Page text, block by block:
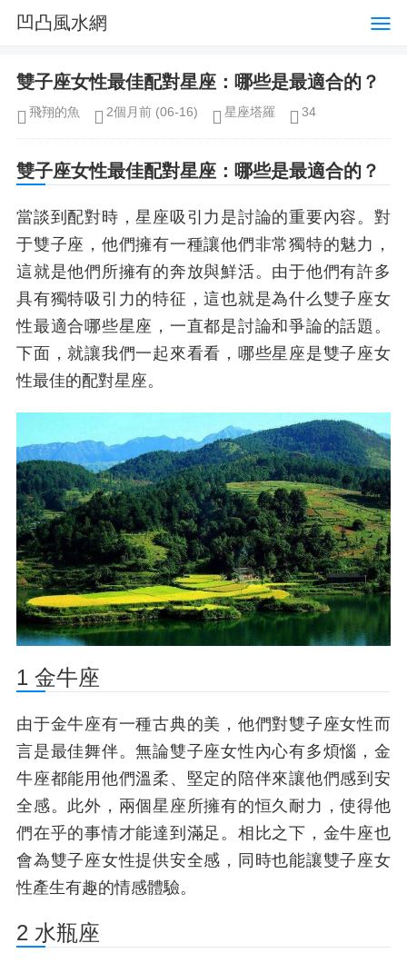
凹凸風水網
雙子座女性最佳配對星座：哪些是最適合的？
飛翔的魚 2個月前 (06-16) 星座塔羅 34
雙子座女性最佳配對星座：哪些是最適合的？
當談到配對時，星座吸引力是討論的重要內容。對
于雙子座，他們擁有一種讓他們非常獨特的魅力，
這就是他們所擁有的奔放與鮮活。由于他們有許多
具有獨特吸引力的特征，這也就是為什么雙子座女
性最適合哪些星座，一直都是討論和爭論的話題。
下面，就讓我們一起來看看，哪些星座是雙子座女
性最佳的配對星座。
1 金牛座
由于金牛座有一種古典的美，他們對雙子座女性而
言是最佳舞伴。無論雙子座女性內心有多煩惱，金
牛座都能用他們溫柔、堅定的陪伴來讓他們感到安
全感。此外，兩個星座所擁有的恒久耐力，使得他
們在乎的事情才能達到滿足。相比之下，金牛座也
會為雙子座女性提供安全感，同時也能讓雙子座女
性產生有趣的情感體驗。
2 水瓶座